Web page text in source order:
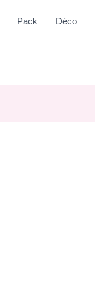
Pack Déco